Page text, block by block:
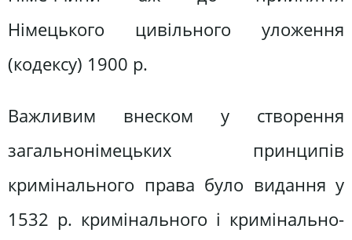
Німецького цивільного уложення
(кодексу) 1900 р.
Важливим внеском у створення
загальнонімецьких принципів
кримінального права було видання у
1532 р. кримінального і кримінально-